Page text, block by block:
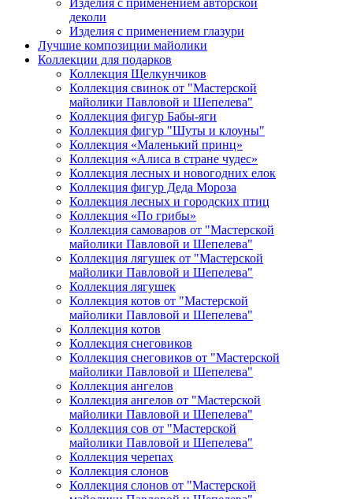
деколи
Изделия с применением глазури
Лучшие композиции майолики
Коллекции для подарков
Коллекция Щелкунчиков
Коллекция свинок от "Мастерской
майолики Павловой и Шепелева"
Коллекция фигур Бабы-яги
Коллекция фигур "Шуты и клоуны"
Коллекция «Маленький принц»
Коллекция «Алиса в стране чудес»
Коллекция лесных и новогодних елок
Коллекция фигур Деда Мороза
Коллекция лесных и городских птиц
Коллекция «По грибы»
Коллекция самоваров от "Мастерской
майолики Павловой и Шепелева"
Коллекция лягушек от "Мастерской
майолики Павловой и Шепелева"
Коллекция лягушек
Коллекция котов от "Мастерской
майолики Павловой и Шепелева"
Коллекция котов
Коллекция снеговиков
Коллекция снеговиков от "Мастерской
майолики Павловой и Шепелева"
Коллекция ангелов
Коллекция ангелов от "Мастерской
майолики Павловой и Шепелева"
Коллекция сов от "Мастерской
майолики Павловой и Шепелева"
Коллекция черепах
Коллекция слонов
Коллекция слонов от "Мастерской